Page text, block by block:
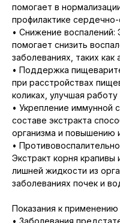
помогает в
профилактике
• Снижение воспалений:
помогает снизить
заболеваниях, таких
• Поддержка
при расстройствах
коликах, улучшая
• Укрепление иммунной
составе экстракта
организма и повышению
•
Экстракт корня
лишней жидкости из
заболеваниях почек и
Показания к применению
• Заболевания